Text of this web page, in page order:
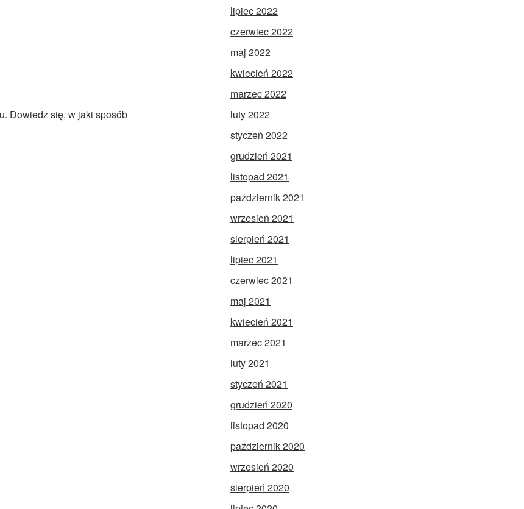
Dowiedz się, w jaki sposób
lipiec 2022
czerwiec 2022
maj 2022
kwiecień 2022
marzec 2022
luty 2022
styczeń 2022
grudzień 2021
listopad 2021
październik 2021
wrzesień 2021
sierpień 2021
lipiec 2021
czerwiec 2021
maj 2021
kwiecień 2021
marzec 2021
luty 2021
styczeń 2021
grudzień 2020
listopad 2020
październik 2020
wrzesień 2020
sierpień 2020